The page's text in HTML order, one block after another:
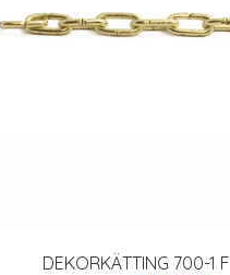
DEKORKÄTTING 700-1